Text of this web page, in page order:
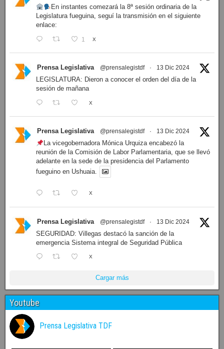
En instantes comezará la 8ª sesión ordinaria de la
Legislatura fueguina, seguí la transmisión en el siguiente
enlace:
1 X
Prensa Legislativa @prensalegistdf · 13 Dic 2024
LEGISLATURA: Dieron a conocer el orden del día de la
sesión de mañana
X
Prensa Legislativa @prensalegistdf · 13 Dic 2024
La vicegobernadora Mónica Urquiza encabezó la
reunión de la Comisión de Labor Parlamentaria, que se llevó
adelante en la sede de la presidencia del Parlamento
fueguino en Ushuaia.
X
Prensa Legislativa @prensalegistdf · 13 Dic 2024
SEGURIDAD: Villegas destacó la sanción de la
emergencia Sistema integral de Seguridad Pública
X
Cargar más
Youtube
Prensa Legislativa TDF